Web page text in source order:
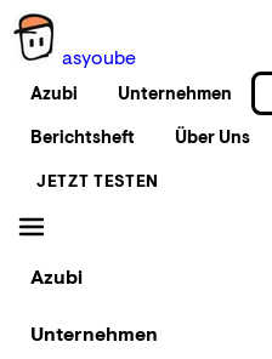
asyoube
Azubi Unternehmen
Berichtsheft
Über Uns
JETZT TESTEN
Azubi
Unternehmen